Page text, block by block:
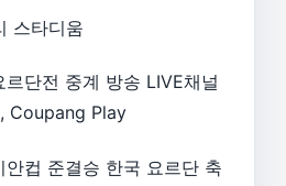
스타디움
단전 중계 방송 LIVE채널
Coupang Play
컵 준결승 한국 요르단 축